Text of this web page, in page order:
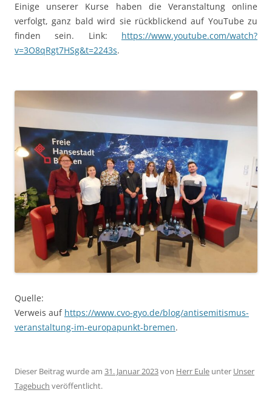
Einige unserer Kurse haben die Veranstaltung online
verfolgt, ganz bald wird sie rückblickend auf YouTube zu
finden sein. Link: https://www.youtube.com/watch?
v=3O8qRgt7HSg&t=2243s.
Quelle:
Verweis auf https://www.cvo-gyo.de/blog/antisemitismus-
veranstaltung-im-europapunkt-bremen.
Dieser Beitrag wurde am 31. Januar 2023von Herr Eule unter Unser
Tagebuch veröffentlicht.